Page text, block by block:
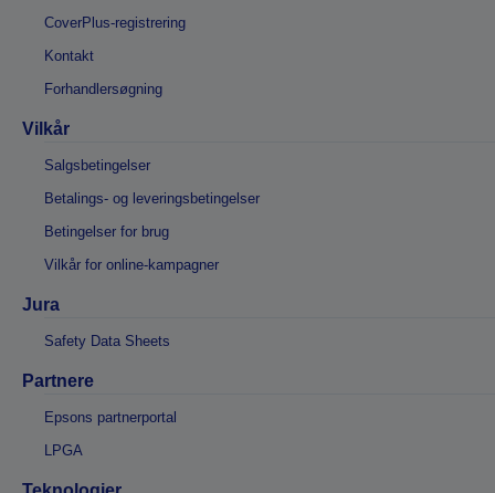
CoverPlus-registrering
Kontakt
Forhandlersøgning
Vilkår
Salgsbetingelser
Betalings- og leveringsbetingelser
Betingelser for brug
Vilkår for online-kampagner
Jura
Safety Data Sheets
Partnere
Epsons partnerportal
LPGA